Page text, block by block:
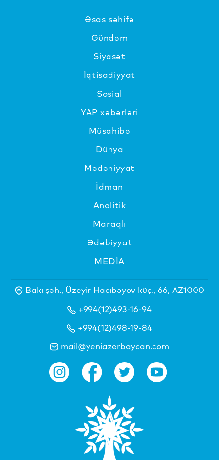
Əsas səhifə
Gündəm
Siyasət
İqtisadiyyat
Sosial
YAP xəbərləri
Müsahibə
Dünya
Mədəniyyat
İdman
Analitik
Maraqlı
Ədəbiyyat
MEDİA
Bakı şəh., Üzeyir Hacıbəyov küç., 66, AZ1000
+994(12)493-16-94
+994(12)498-19-84
mail@yeniazerbaycan.com